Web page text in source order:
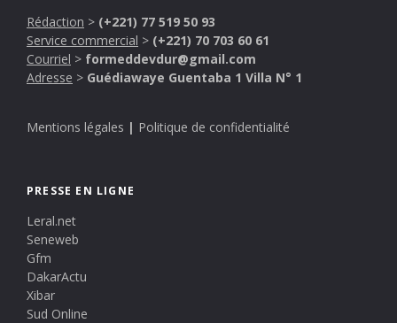
Rédaction > (+221) 77 519 50 93
Service commercial > (+221) 70 703 60 61
Courriel > formeddevdur@gmail.com
Adresse > Guédiawaye Guentaba 1 Villa N° 1
Mentions légales | Politique de confidentialité
PRESSE EN LIGNE
Leral.net
Seneweb
Gfm
DakarActu
Xibar
Sud Online